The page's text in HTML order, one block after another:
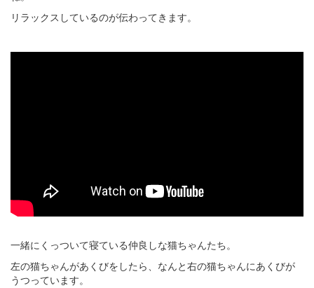
リラックスしているのが伝わってきます。
一緒にくっついて寝ている仲良しな猫ちゃんたち。
左の猫ちゃんがあくびをしたら、なんと右の猫ちゃんにあくびが
うつっています。